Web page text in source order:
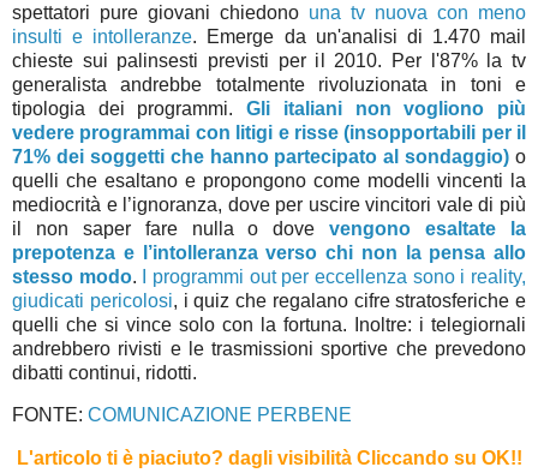
spettatori pure giovani chiedono una tv nuova con meno
insulti e intolleranze. Emerge da un'analisi di 1.470 mail
chieste sui palinsesti previsti per il 2010. Per l'87% la tv
generalista andrebbe totalmente rivoluzionata in toni e
tipologia dei programmi.Gli italiani non vogliono più
vedere programmai con litigi e risse (insopportabili per il
71% dei soggetti che hanno partecipato al sondaggio) o
quelli che esaltano e propongono come modelli vincenti la
mediocrità e l’ignoranza, dove per uscire vincitori vale di più
il non saper fare nulla o dovevengono esaltate la
prepotenza e l’intolleranza verso chi non la pensa allo
stesso modo.
I programmi out per eccellenza sono i reality,
giudicati pericolosi, i quiz che regalano cifre stratosferiche e
quelli che si vince solo con la fortuna. Inoltre: i telegiornali
andrebbero rivisti e le trasmissioni sportive che prevedono
dibatti continui, ridotti.
FONTE: COMUNICAZIONE PERBENE
L'articolo ti è piaciuto? dagli visibilità Cliccando su OK!!